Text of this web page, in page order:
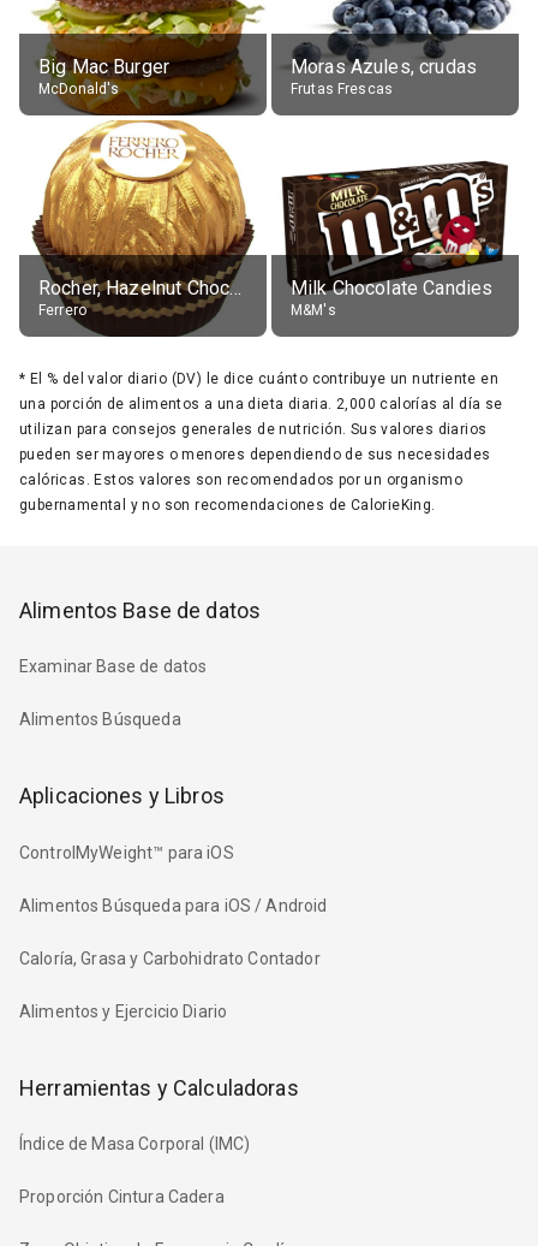
Big Mac Burger
McDonald's
Moras Azules, crudas
Frutas Frescas
Rocher, Hazelnut Chocolate Ball
Ferrero
Milk Chocolate Candies
M&M's
* El % del valor diario (DV) le dice cuánto contribuye un nutriente en
una porción de alimentos a una dieta diaria. 2,000 calorías al día se
utilizan para consejos generales de nutrición. Sus valores diarios
pueden ser mayores o menores dependiendo de sus necesidades
calóricas. Estos valores son recomendados por un organismo
gubernamental y no son recomendaciones de CalorieKing.
Alimentos Base de datos
Examinar Base de datos
Alimentos Búsqueda
Aplicaciones y Libros
ControlMyWeight™ para iOS
Alimentos Búsqueda para iOS / Android
Caloría, Grasa y Carbohidrato Contador
Alimentos y Ejercicio Diario
Herramientas y Calculadoras
Índice de Masa Corporal (IMC)
Proporción Cintura Cadera